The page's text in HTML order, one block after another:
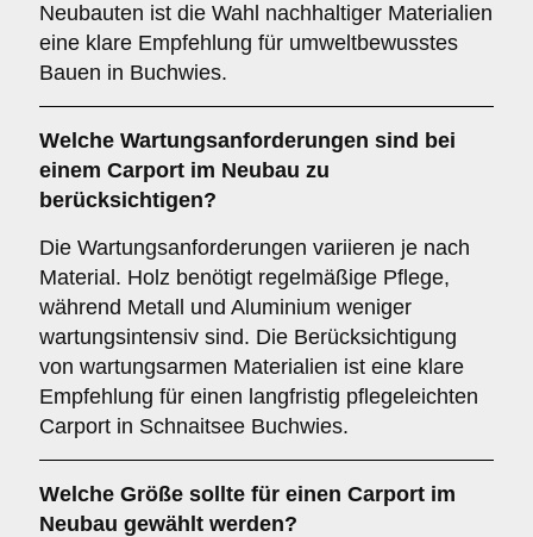
Neubauten ist die Wahl nachhaltiger Materialien
eine klare Empfehlung für umweltbewusstes
Bauen in Buchwies.
Welche Wartungsanforderungen sind bei
einem Carport im Neubau zu
berücksichtigen?
Die Wartungsanforderungen variieren je nach
Material. Holz benötigt regelmäßige Pflege,
während Metall und Aluminium weniger
wartungsintensiv sind. Die Berücksichtigung
von wartungsarmen Materialien ist eine klare
Empfehlung für einen langfristig pflegeleichten
Carport in Schnaitsee Buchwies.
Welche Größe sollte für einen Carport im
Neubau gewählt werden?